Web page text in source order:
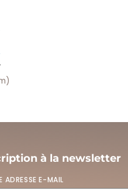
)
à la newsletter
ADRESSE E-MAIL